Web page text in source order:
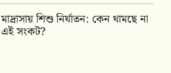
মাদ্রাসায় শিশু নির্যাতন: কেন থামছে না
এই সংকট?